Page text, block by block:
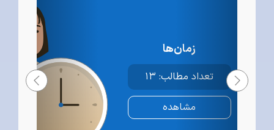
زمان‌ها
تعداد مطالب: ۱۳
مشاهده